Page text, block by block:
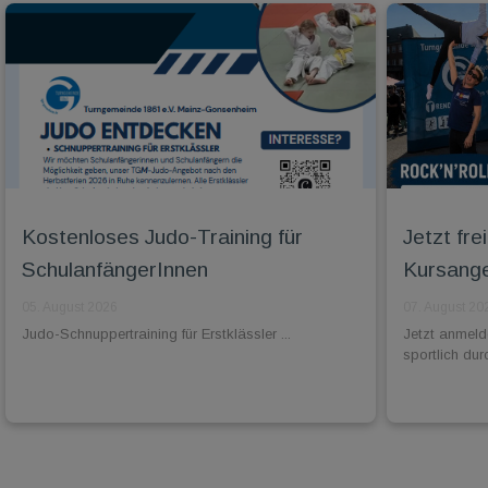
Kostenloses Judo-Training für
SchulanfängerInnen
Judo-Schnuppertraining für Erstklässler ...
Jetzt
Jetzt
sportlich